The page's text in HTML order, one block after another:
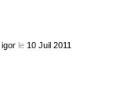
igorle 10 Juil 2011